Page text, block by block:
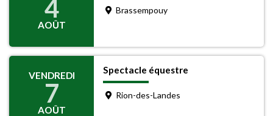
4
AOÛT
Brassempouy
VENDREDI
7
AOÛT
Spectacle équestre
Rion-des-Landes